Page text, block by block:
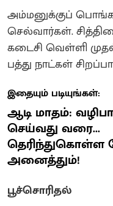
அம்மனுக்குப்
செல்வார்கள்.
கடைசி வெள்ளி
பத்து நாட்கள்
இதையும் படியுங்கள்:
ஆடி மாதம்:
செய்வது வரை...
தெரிந்துகொள்ள
அனைத்தும்!
பூச்சொரிதல்